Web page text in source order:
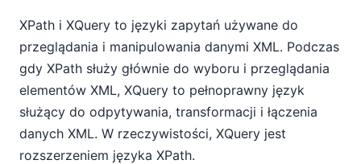
XPath i XQuery to języki zapytań używane do
przeglądania i manipulowania danymi XML. Podczas
gdy XPath służy głównie do wyboru i przeglądania
elementów XML, XQuery to pełnoprawny język
służący do odpytywania, transformacji i łączenia
danych XML. W rzeczywistości, XQuery jest
rozszerzeniem języka XPath.